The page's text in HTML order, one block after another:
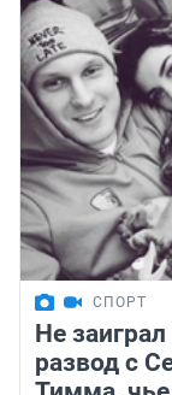
СПОРТ
Не
развод с